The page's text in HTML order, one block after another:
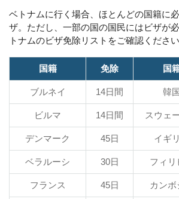
ベトナムに行く場合、ほとんどの国籍に
ザ。ただし、一部の国の国民にはビザが
トナムのビザ免除リストをご確認くださ
国籍 免除 国
ブルネイ 14日間 韓
ビルマ 14日間 スウェ
デンマーク 45日 イギ
ベラルーシ 30日 フィリ
フランス 45日 カンボ